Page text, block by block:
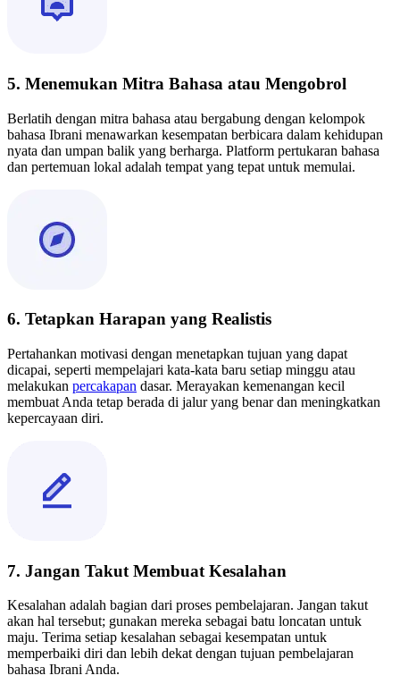
5. Menemukan Mitra Bahasa atau Mengobrol
Berlatih dengan mitra bahasa atau bergabung dengan kelompok
bahasa Ibrani menawarkan kesempatan berbicara dalam kehidupan
nyata dan umpan balik yang berharga. Platform pertukaran bahasa
dan pertemuan lokal adalah tempat yang tepat untuk memulai.
6. Tetapkan Harapan yang Realistis
Pertahankan motivasi dengan menetapkan tujuan yang dapat
dicapai, seperti mempelajari kata-kata baru setiap minggu atau
melakukan percakapan dasar. Merayakan kemenangan kecil
membuat Anda tetap berada di jalur yang benar dan meningkatkan
kepercayaan diri.
7. Jangan Takut Membuat Kesalahan
Kesalahan adalah bagian dari proses pembelajaran. Jangan takut
akan hal tersebut; gunakan mereka sebagai batu loncatan untuk
maju. Terima setiap kesalahan sebagai kesempatan untuk
memperbaiki diri dan lebih dekat dengan tujuan pembelajaran
bahasa Ibrani Anda.